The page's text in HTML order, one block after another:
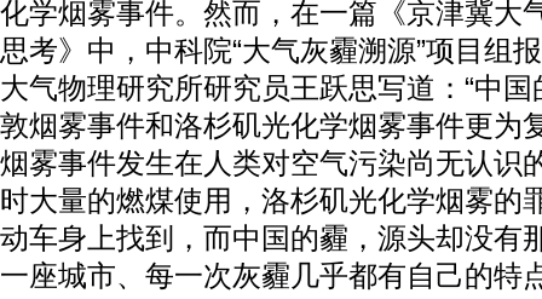
化学烟雾事件。然而，在一篇《京津冀大
思考》中，中科院“大气灰霾溯源”项目组
大气物理研究所研究员王跃思写道：“中
敦烟雾事件和洛杉矶光化学烟雾事件更为
烟雾事件发生在人类对空气污染尚无认识
时大量的燃煤使用，洛杉矶光化学烟雾的
动车身上找到，而中国的霾，源头却没有
一座城市、每一次灰霾几乎都有自己的特